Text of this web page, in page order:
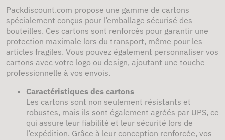
Packdiscount.com propose une gamme de cartons
spécialement conçus pour l’emballage sécurisé des
bouteilles. Ces cartons sont renforcés pour garantir une
protection maximale lors du transport, même pour les
articles fragiles. Vous pouvez également personnaliser vos
cartons avec votre logo ou design, ajoutant une touche
professionnelle à vos envois.
Caractéristiques des cartons
Les cartons sont non seulement résistants et
robustes, mais ils sont également agréés par UPS, ce
qui assure leur fiabilité et leur sécurité lors de
l’expédition. Grâce à leur conception renforcée, vos